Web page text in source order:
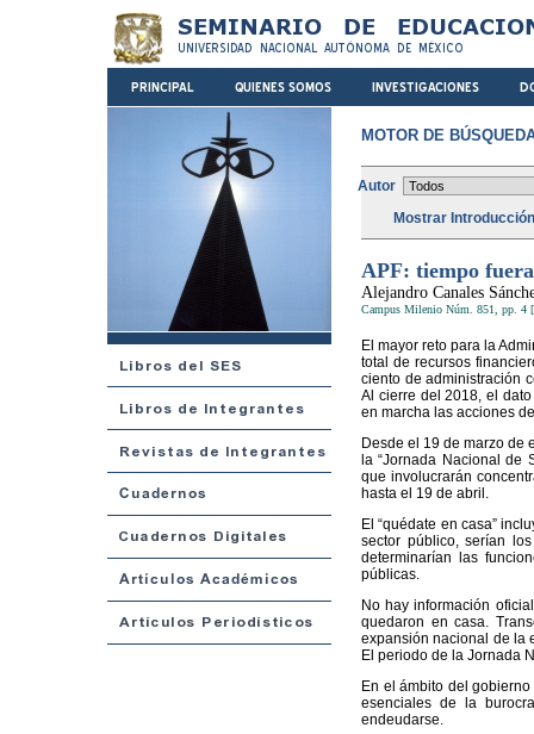
MOTOR DE
Autor
Mostrar
APF: tiempo
Alejandro Canales
Campus Milenio Núm. 851, pp. 4
El mayor reto para la
total de recursos
ciento de administración
Al cierre del 2018, el
en marcha las acciones
Desde el 19 de marzo de
la “Jornada Nacional de
que involucrarán
hasta el 19 de abril.
El “quédate en casa”
sector público, serían
determinarían las
públicas.
No hay información
quedaron en casa.
expansión nacional de la
El periodo de la Jornada
En el ámbito del
esenciales de la
endeudarse.